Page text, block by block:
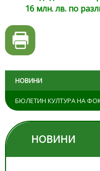
16 млн. лв. по
НОВИНИ
БЮЛЕТИН КУЛТУРА НА
НОВИНИ